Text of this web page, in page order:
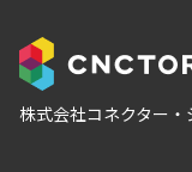
株式会社コネクター・